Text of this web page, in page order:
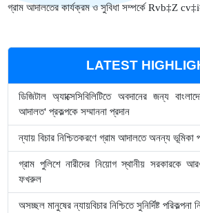
গ্রাম আদালতের কার্যক্রম ও সুবিধা সম্পর্কে Rvb‡Z cv‡i
LATEST
ডিজিটাল অ্যাক্সেসিবিলিটিতে অবদানের জন্য
আদালত' প্রকল্পকে সম্মাননা প্রদান
ন্যায় বিচার নিশ্চিতকরণে গ্রাম আদালতে অনন্য ভূমিকা
গ্রাম পুলিশে নারীদের নিয়োগ স্থানীয় সরকারকে
ফখরুল
অসচ্ছল মানুষের ন্যায়বিচার নিশ্চিতে সুনির্দিষ্ট পরিকল্পনা